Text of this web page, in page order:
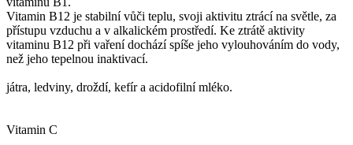
Vitamin B12 je stabilní vůči teplu, svoji aktivitu ztrácí na světle, za
přístupu vzduchu a v alkalickém prostředí. Ke ztrátě aktivity
vitaminu B12 při vaření dochází spíše jeho vylouhováním do vody,
než jeho tepelnou inaktivací.
játra, ledviny, droždí, kefír a acidofilní mléko.
Vitamin C